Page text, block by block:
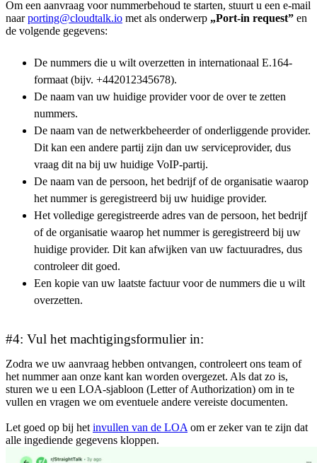
Om een aanvraag voor nummerbehoud te starten, stuurt u een e-mail
naarporting@cloudtalk.io met als onderwerp „Port-in request” en
de volgende gegevens:
De nummers die u wilt overzetten in internationaal E.164-
formaat (bijv. +442012345678).
De naam van uw huidige provider voor de over te zetten
nummers.
De naam van de netwerkbeheerder of onderliggende provider.
Dit kan een andere partij zijn dan uw serviceprovider, dus
vraag dit na bij uw huidige VoIP-partij.
De naam van de persoon, het bedrijf of de organisatie waarop
het nummer is geregistreerd bij uw huidige provider.
Het volledige geregistreerde adres van de persoon, het bedrijf
of de organisatie waarop het nummer is geregistreerd bij uw
huidige provider. Dit kan afwijken van uw factuuradres, dus
controleer dit goed.
Een kopie van uw laatste factuur voor de nummers die u wilt
overzetten.
#4: Vul het machtigingsformulier in:
Zodra we uw aanvraag hebben ontvangen, controleert ons team of
het nummer aan onze kant kan worden overgezet. Als dat zo is,
sturen we u een LOA-sjabloon (Letter of Authorization) om in te
vullen en vragen we om eventuele andere vereiste documenten.
Let goed op bij het invullen van de LOA om er zeker van te zijn dat
alle ingediende gegevens kloppen.